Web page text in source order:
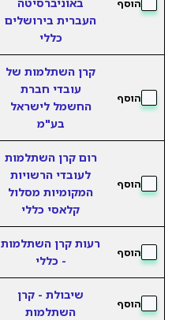
הוסף
העברית בירושלים
כללי
הוסף
קרן השתלמות של
עובדי חברת
החשמל לישראל
בע"מ
הוסף
רום קרן השתלמות
לעובדי הרשויות
המקומיות מסלול
קלאסי כללי
הוסף
רעות קרן השתלמות
- כללי
הוסף
שיבולת - קרן
השתלמות